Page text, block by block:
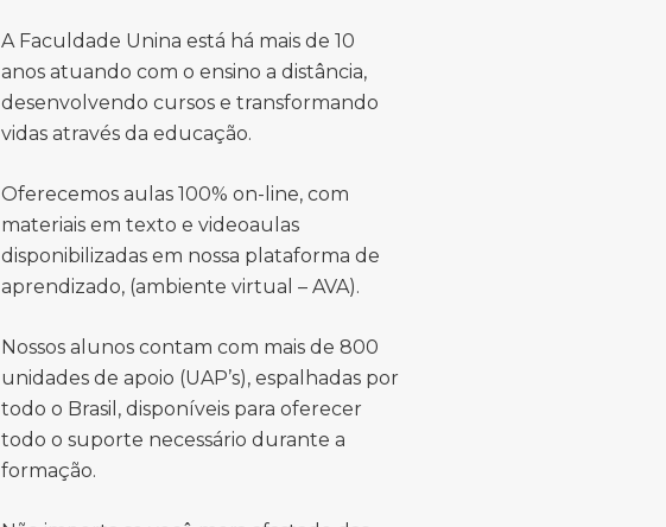
A Faculdade Unina está há mais de 10
anos atuando com o ensino a distância,
desenvolvendo cursos e transformando
vidas através da educação.
Oferecemos aulas 100% on-line, com
materiais em texto e videoaulas
disponibilizadas em nossa plataforma de
aprendizado, (ambiente virtual – AVA).
Nossos alunos contam com mais de 800
unidades de apoio (UAP’s), espalhadas por
todo o Brasil, disponíveis para oferecer
todo o suporte necessário durante a
formação.